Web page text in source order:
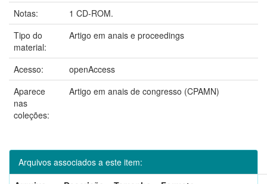
Notas:
1 CD-ROM.
Tipo do
material:
Artigo em anais e proceedings
Acesso:
openAccess
Aparece
nas
coleções:
Artigo em anais de congresso (CPAMN)
Arquivos associados a este item: